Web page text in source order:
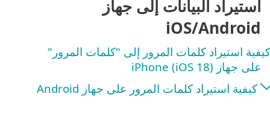
استيراد البيانات إلى جهاز
iOS/Android
استيراد كلمات المرور إلى "كلمات المرور"
على جهاز iPhone (iOS 18)
كيفية استيراد كلمات المرور على جهاز Android